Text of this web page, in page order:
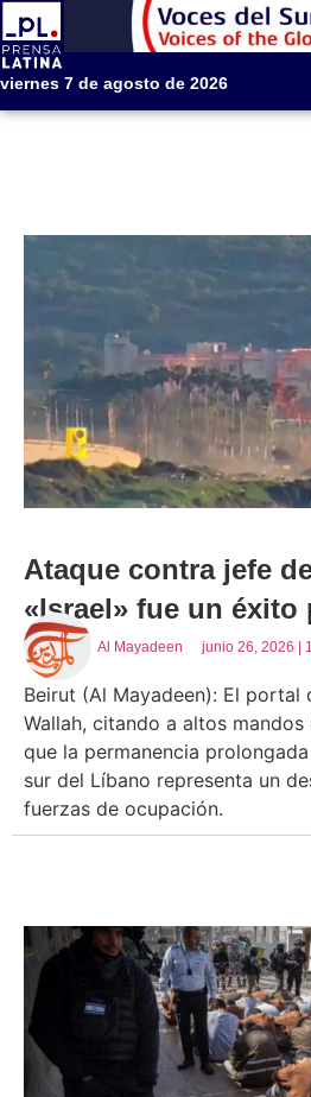
viernes 7 de agosto de 2026
Ataque contra jefe
«Israel» fue un éxito
Al Mayadeen junio 26, 2026 |
Beirut (Al Mayadeen): El portal
Wallah, citando a altos
que la permanencia
sur del Líbano representa un
fuerzas de ocupación.